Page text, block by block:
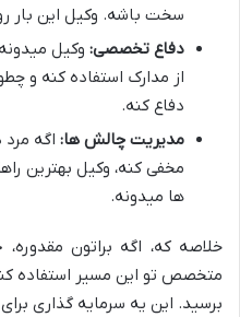
سخت باشه. وکیل این بار
دفاع تخصصی: وکیل
از مدارک استفاده کنه و
دفاع کنه.
مدیریت چالش ها: اگه
مخفی کنه، وکیل بهترین
ها میدونه.
خلاصه که، اگه براتون
متخصص تو این مسیر استفاده
برسید. این یه سرمایه گذاری